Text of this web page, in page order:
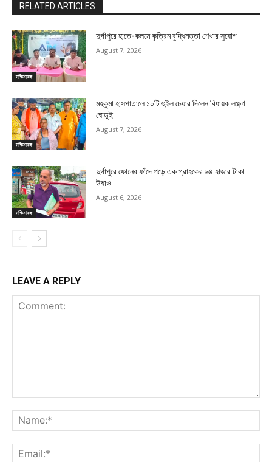
RELATED ARTICLES
দক্ষিণবঙ্গ
দুর্গাপুরে হাতে-কলমে কৃত্রিম বুদ্ধিমত্তা শেখার সুযোগ
August 7, 2026
দক্ষিণবঙ্গ
মহকুমা হাসপাতালে ১০টি হুইল চেয়ার দিলেন বিধায়ক লক্ষ্ণণ
ঘোড়ুই
August 7, 2026
দক্ষিণবঙ্গ
দুর্গাপুরে ফোনের ফাঁদে পড়ে এক গ্রাহকের ৬৪ হাজার টাকা
উধাও
August 6, 2026
LEAVE A REPLY